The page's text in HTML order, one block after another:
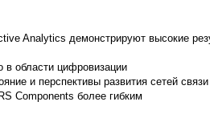
Analytics демонстрируют высокие
в области цифровизации
и перспективы развития сетей
Components более гибким